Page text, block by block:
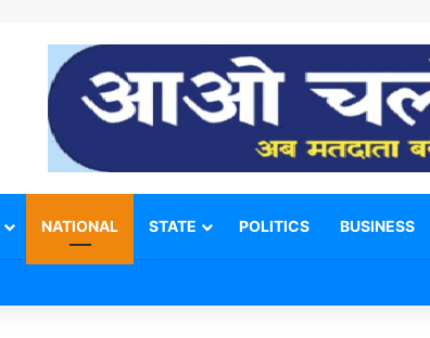
NATIONAL STATE POLITICS BUSINESS